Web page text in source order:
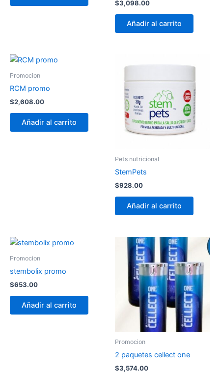
$3,098.00
Añadir al carrito
Promocion
RCM promo
$2,608.00
Añadir al carrito
Pets nutricional
StemPets
$928.00
Añadir al carrito
Promocion
stembolix promo
$653.00
Añadir al carrito
Promocion
2 paquetes cellect one
$3,574.00